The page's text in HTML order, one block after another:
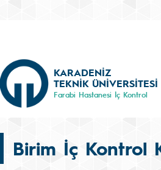
KARADENİZ
TEKNİK ÜNİVERSİTESİ
Farabi Hastanesi İç Kontrol
Birim İç Kontrol